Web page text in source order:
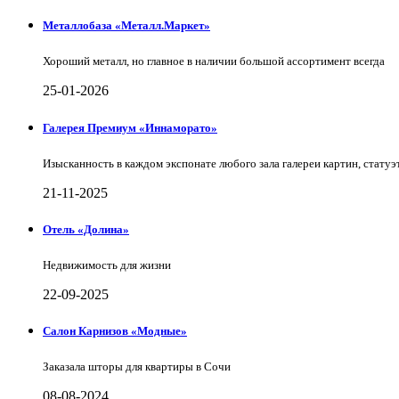
Металлобаза «Металл.Маркет»
Хороший металл, но главное в наличии большой ассортимент всегда
25-01-2026
Галерея Премиум «Иннаморато»
Изысканность в каждом экспонате любого зала галереи картин,
21-11-2025
Отель «Долина»
Недвижимость для жизни
22-09-2025
Салон Карнизов «Модные»
Заказала шторы для квартиры в Сочи